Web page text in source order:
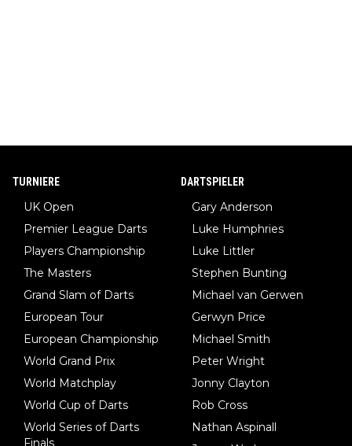
TURNIERE
UK Open
Premier League Darts
Players Championship
The Masters
Grand Slam of Darts
European Tour
European Championship
World Grand Prix
World Matchplay
World Cup of Darts
World Series of Darts
Finals
DARTSPIELER
Gary Anderson
Luke Humphries
Luke Littler
Stephen Bunting
Michael van Gerwen
Gerwyn Price
Michael Smith
Peter Wright
Jonny Clayton
Rob Cross
Nathan Aspinall